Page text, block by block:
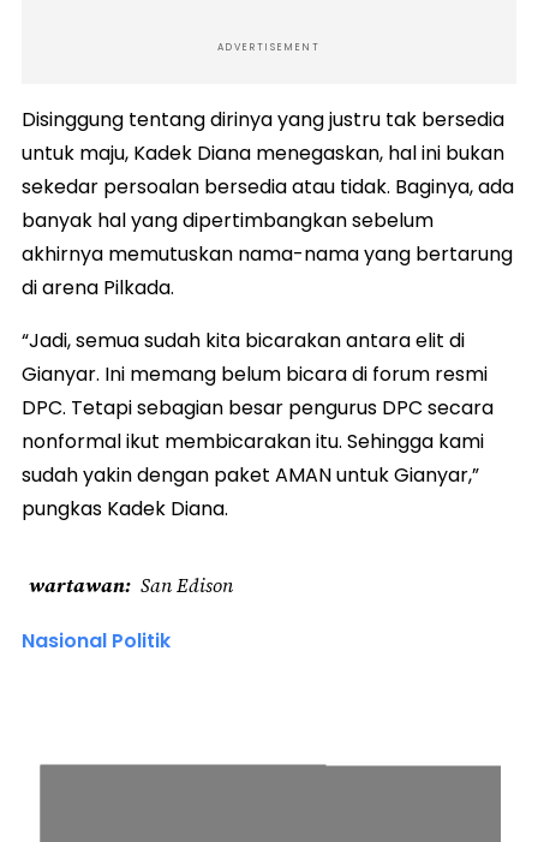
ADVERTISEMENT
Disinggung tentang dirinya yang justru tak bersedia
untuk maju, Kadek Diana menegaskan, hal ini bukan
sekedar persoalan bersedia atau tidak. Baginya, ada
banyak hal yang dipertimbangkan sebelum
akhirnya memutuskan nama-nama yang bertarung
di arena Pilkada.
“Jadi, semua sudah kita bicarakan antara elit di
Gianyar. Ini memang belum bicara di forum resmi
DPC. Tetapi sebagian besar pengurus DPC secara
nonformal ikut membicarakan itu. Sehingga kami
sudah yakin dengan paket AMAN untuk Gianyar,”
pungkas Kadek Diana.
wartawan San Edison
Nasional Politik